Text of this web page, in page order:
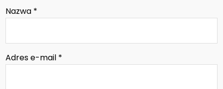
Nazwa *
Adres e-mail *